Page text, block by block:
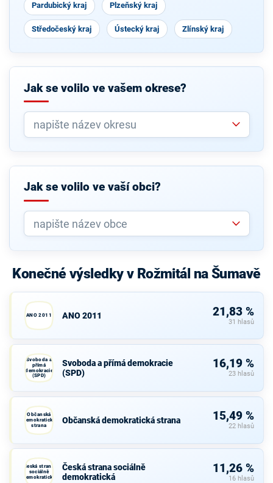
Pardubický kraj Plzeňský kraj
Středočeský kraj Ústecký kraj Zlínský kraj
Jak se volilo ve vašem okrese?
Jak se volilo ve vaší obci?
Konečné výsledky v Rožmitál na Šumavě
ANO 2011 ANO 2011 21,83 %
31 hlasů
Svoboda a
přímá
demokracie
(SPD)
Svoboda a přímá demokracie
(SPD)
16,19 %
23 hlasů
Občanská
demokratická
strana
Občanská demokratická strana 15,49 %
22 hlasů
Česká strana
sociálně
demokratická
Česká strana sociálně
demokratická
11,26 %
16 hlasů